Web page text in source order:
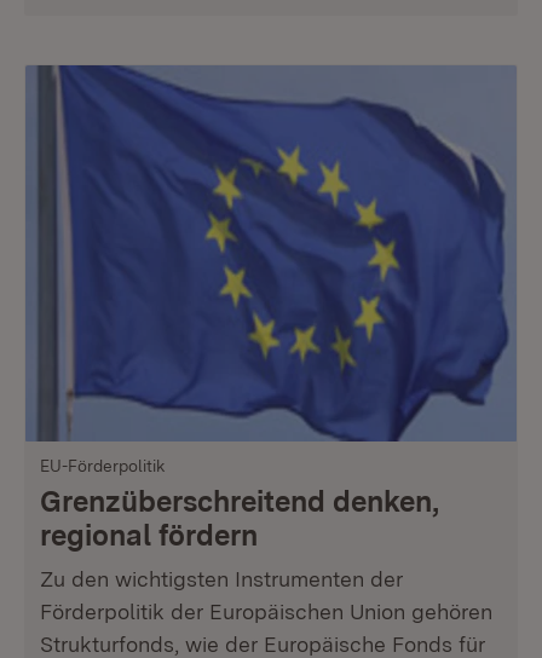
EU-Förderpolitik
Grenzüberschreitend denken,
regional fördern
Zu den wichtigsten Instrumenten der
Förderpolitik der Europäischen Union gehören
Strukturfonds, wie der Europäische Fonds für